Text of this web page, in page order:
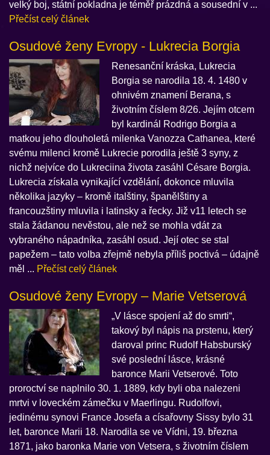
velký boj, státní pokladna je téměř prázdná a sousední v ...
Přečíst celý článek
Osudové ženy Evropy - Lukrecia Borgia
Renesanční kráska, Lukrecia
Borgia se narodila 18. 4. 1480 v
ohnivém znamení Berana, s
životním číslem 8/26. Jejím otcem
byl kardinál Rodrigo Borgia a
matkou jeho dlouholetá milenka Vanozza Cathanea, které
svému milenci kromě Lukrecie porodila ještě 3 syny, z
nichž nejvíce do Lukreciina života zasáhl Césare Borgia.
Lukrecia získala vynikající vzdělání, dokonce mluvila
několika jazyky – kromě italštiny, španělštiny a
francouzštiny mluvila i latinsky a řecky. Již v11 letech se
stala žádanou nevěstou, ale než se mohla vdát za
vybraného nápadníka, zasáhl osud. Její otec se stal
papežem – tato volba zřejmě nebyla příliš poctivá – údajně
měl ... Přečíst celý článek
Osudové ženy Evropy – Marie Vetserová
„V lásce spojení až do smrti“,
takový byl nápis na prstenu, který
daroval princ Rudolf Habsburský
své poslední lásce, krásné
baronce Marii Vetserové. Toto
proroctví se naplnilo 30. 1. 1889, kdy byli oba nalezeni
mrtvi v loveckém zámečku v Maerlingu. Rudolfovi,
jedinému synovi France Josefa a císařovny Sissy bylo 31
let, baronce Marii 18. Narodila se ve Vídni, 19. března
1871, jako baronka Marie von Vetsera, s životním číslem